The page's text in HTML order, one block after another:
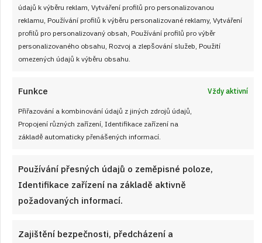
údajů k výběru reklam, Vytváření profilů pro personalizovanou
reklamu, Používání profilů k výběru personalizované reklamy, Vytváření
profilů pro personalizovaný obsah, Používání profilů pro výběr
personalizovaného obsahu, Rozvoj a zlepšování služeb, Použití
omezených údajů k výběru obsahu.
Funkce Vždy aktivní
Přiřazování a kombinování údajů z jiných zdrojů údajů,
Propojení různých zařízení, Identifikace zařízení na
základě automaticky přenášených informací.
Používání přesných údajů o zeměpisné poloze,
Identifikace zařízení na základě aktivně
požadovaných informací.
Zajištění bezpečnosti, předcházení a
27. 6. 2026